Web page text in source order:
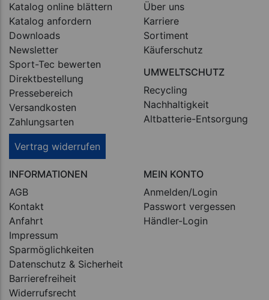
Katalog online blättern
Katalog anfordern
Downloads
Newsletter
Sport-Tec bewerten
Direktbestellung
Pressebereich
Versandkosten
Zahlungsarten
Vertrag widerrufen
Über uns
Karriere
Sortiment
Käuferschutz
UMWELTSCHUTZ
Recycling
Nachhaltigkeit
Altbatterie-Entsorgung
INFORMATIONEN
AGB
Kontakt
Anfahrt
Impressum
Sparmöglichkeiten
Datenschutz & Sicherheit
Barrierefreiheit
Widerrufsrecht
MEIN KONTO
Anmelden/Login
Passwort vergessen
Händler-Login